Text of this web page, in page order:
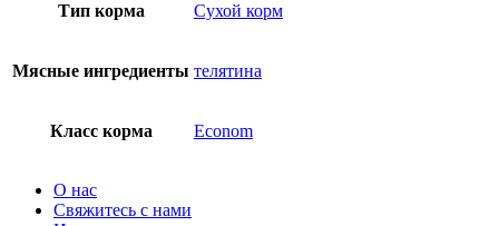
Тип корма Сухой корм
Мясные ингредиенты телятина
Класс корма Econom
О нас
Свяжитесь с нами